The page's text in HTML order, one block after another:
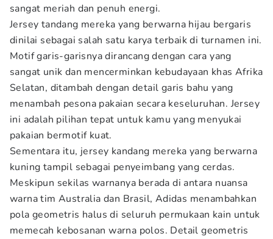
sangat meriah dan penuh energi.
Jersey tandang mereka yang berwarna hijau bergaris
dinilai sebagai salah satu karya terbaik di turnamen ini.
Motif garis-garisnya dirancang dengan cara yang
sangat unik dan mencerminkan kebudayaan khas Afrika
Selatan, ditambah dengan detail garis bahu yang
menambah pesona pakaian secara keseluruhan. Jersey
ini adalah pilihan tepat untuk kamu yang menyukai
pakaian bermotif kuat.
Sementara itu, jersey kandang mereka yang berwarna
kuning tampil sebagai penyeimbang yang cerdas.
Meskipun sekilas warnanya berada di antara nuansa
warna tim Australia dan Brasil, Adidas menambahkan
pola geometris halus di seluruh permukaan kain untuk
memecah kebosanan warna polos. Detail geometris